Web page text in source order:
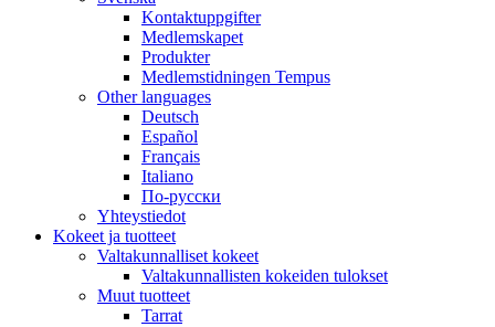
Kontaktuppgifter
Medlemskapet
Produkter
Medlemstidningen Tempus
Other languages
Deutsch
Español
Français
Italiano
По-русски
Yhteystiedot
Kokeet ja tuotteet
Valtakunnalliset kokeet
Valtakunnallisten kokeiden tulokset
Muut tuotteet
Tarrat